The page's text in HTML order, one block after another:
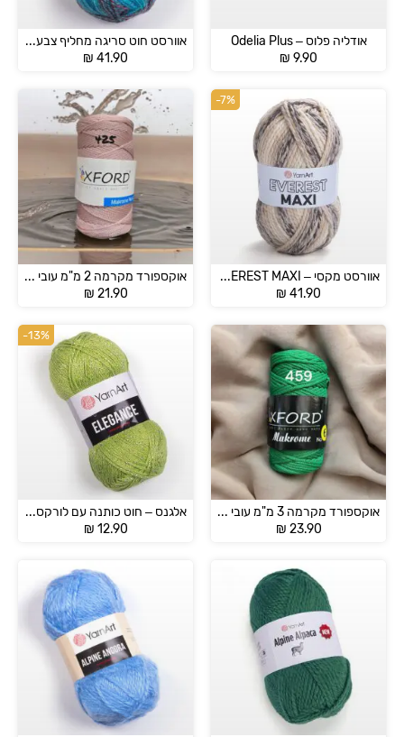
אודליה פלוס – Odelia Plus
₪ 9.90
אוורסט חוט סריגה מחליף צבע – EVEREST
₪ 41.90
-7%
אוורסט מקסי – EVEREST MAXI
₪ 41.90
אוקספורד מקרמה 2 מ"מ עובי – OXFORD MAKROME NO4
₪ 21.90
אוקספורד מקרמה 3 מ"מ עובי – OXFORD MAKROME NO6
₪ 23.90
-13%
אלגנס – חוט כותנה עם לורקס – ELEGANCE
₪ 12.90